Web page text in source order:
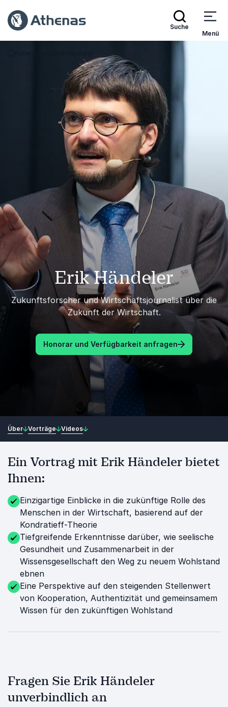
Suche
Menü
Erik Händeler
Zukunftsforscher und Wirtschaftsjournalist über die
Zukunft der Wirtschaft.
Honorar und Verfügbarkeit anfragen
Über Vorträge Videos
Ein Vortrag mit Erik Händeler bietet
Ihnen:
Einzigartige Einblicke in die zukünftige Rolle des
Menschen in der Wirtschaft, basierend auf der
Kondratieff-Theorie
Tiefgreifende Erkenntnisse darüber, wie seelische
Gesundheit und Zusammenarbeit in der
Wissensgesellschaft den Weg zu neuem Wohlstand
ebnen
Eine Perspektive auf den steigenden Stellenwert
von Kooperation, Authentizität und gemeinsamem
Wissen für den zukünftigen Wohlstand
Fragen Sie Erik Händeler
unverbindlich an